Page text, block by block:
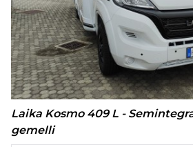
Laika Kosmo 409 L -
gemelli